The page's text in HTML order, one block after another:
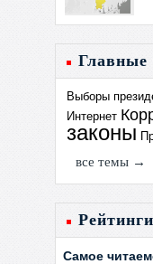
Главные
Выборы
Интернет
законы
все темы →
Рейтинги
Самое